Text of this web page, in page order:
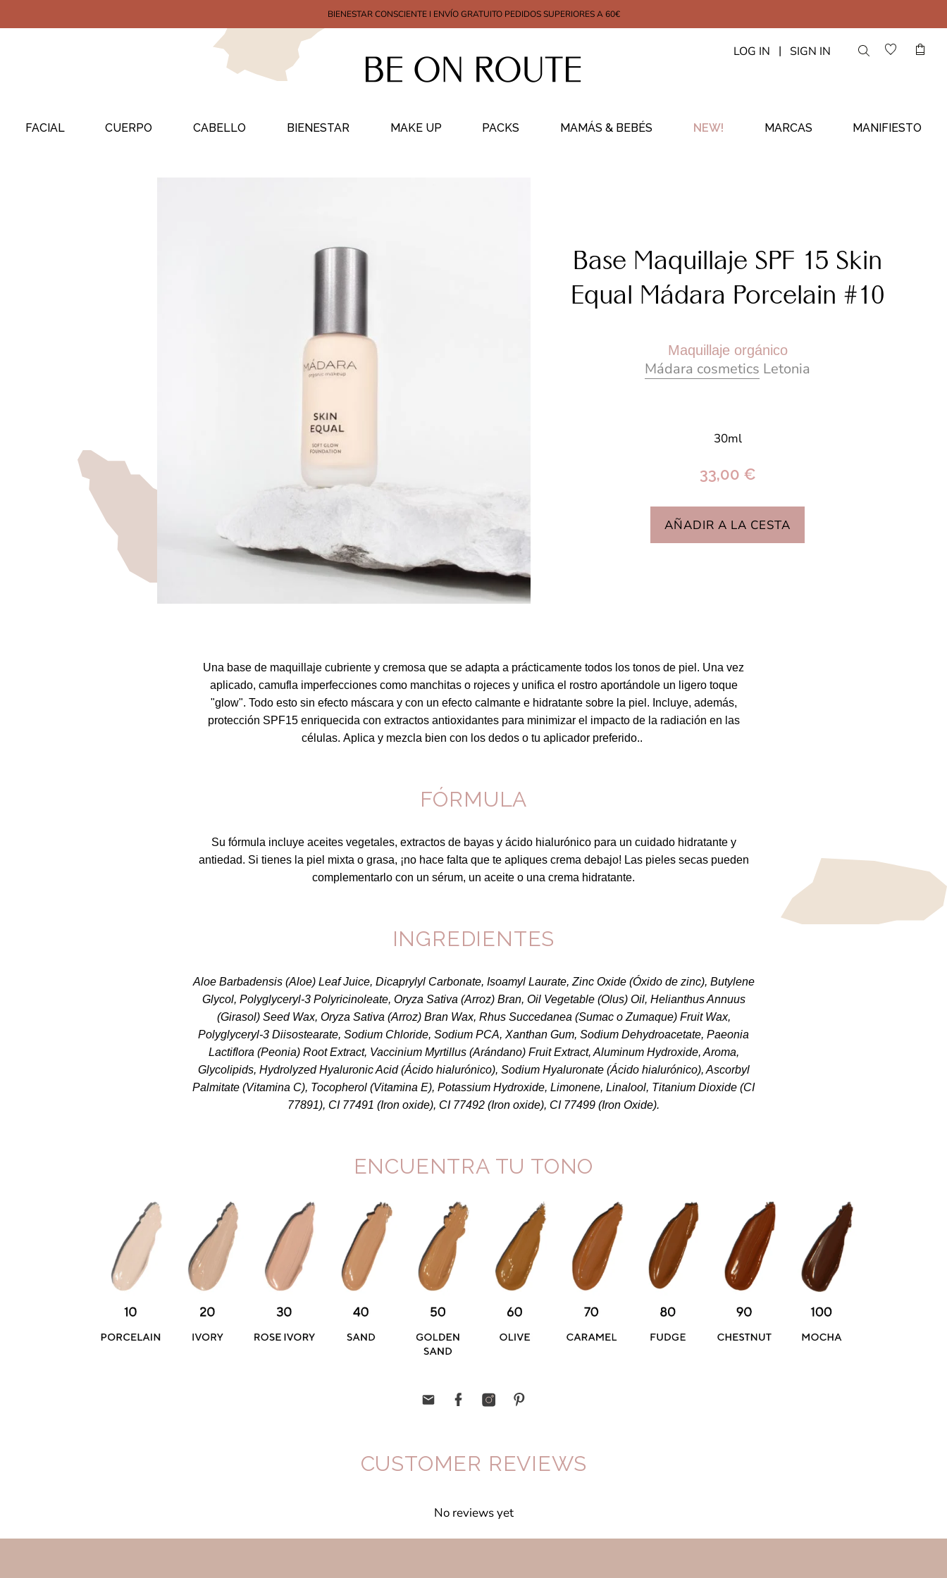
BIENESTAR CONSCIENTE I ENVÍO GRATUITO PEDIDOS SUPERIORES A 60€
LOG IN | SIGN IN
FACIAL CUERPO CABELLO BIENESTAR MAKE UP PACKS MAMÁS & BEBÉS NEW! MARCAS MANIFIESTO
Base Maquillaje SPF 15 Skin
Equal Mádara Porcelain #10
Maquillaje orgánico
Mádara cosmetics Letonia
30ml
33,00 €
AÑADIR A LA CESTA
Una base de maquillaje cubriente y cremosa que se adapta a prácticamente todos los tonos de piel. Una vez
aplicado, camufla imperfecciones como manchitas o rojeces y unifica el rostro aportándole un ligero toque
"glow". Todo esto sin efecto máscara y con un efecto calmante e hidratante sobre la piel. Incluye, además,
protección SPF15 enriquecida con extractos antioxidantes para minimizar el impacto de la radiación en las
células. Aplica y mezcla bien con los dedos o tu aplicador preferido..
FÓRMULA
Su fórmula incluye aceites vegetales, extractos de bayas y ácido hialurónico para un cuidado hidratante y
antiedad. Si tienes la piel mixta o grasa, ¡no hace falta que te apliques crema debajo! Las pieles secas pueden
complementarlo con un sérum, un aceite o una crema hidratante.
INGREDIENTES
Aloe Barbadensis (Aloe) Leaf Juice, Dicaprylyl Carbonate, Isoamyl Laurate, Zinc Oxide (Óxido de zinc), Butylene
Glycol, Polyglyceryl-3 Polyricinoleate, Oryza Sativa (Arroz) Bran, Oil Vegetable (Olus) Oil, Helianthus Annuus
(Girasol) Seed Wax, Oryza Sativa (Arroz) Bran Wax, Rhus Succedanea (Sumac o Zumaque) Fruit Wax,
Polyglyceryl-3 Diisostearate, Sodium Chloride, Sodium PCA, Xanthan Gum, Sodium Dehydroacetate, Paeonia
Lactiflora (Peonia) Root Extract, Vaccinium Myrtillus (Arándano) Fruit Extract, Aluminum Hydroxide, Aroma,
Glycolipids, Hydrolyzed Hyaluronic Acid (Ácido hialurónico), Sodium Hyaluronate (Ácido hialurónico), Ascorbyl
Palmitate (Vitamina C), Tocopherol (Vitamina E), Potassium Hydroxide, Limonene, Linalool, Titanium Dioxide (CI
77891), CI 77491 (Iron oxide), CI 77492 (Iron oxide), CI 77499 (Iron Oxide).
ENCUENTRA TU TONO
CUSTOMER REVIEWS
No reviews yet